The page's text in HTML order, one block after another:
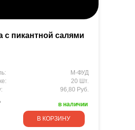
с пикантной салями
М-ФУД
20 Шт.
96,80 Руб.
в наличии
В КОРЗИНУ